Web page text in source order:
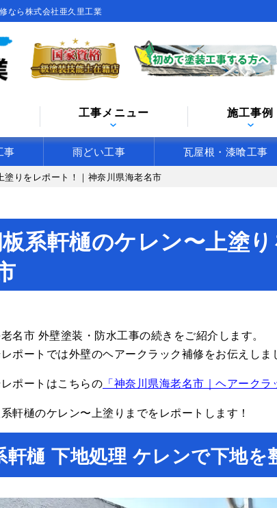
なら株式会社亜久里工業
工事メニュー 施工事例
事 雨どい工事 瓦屋根・漆喰工事
塗りをレポート！｜神奈川県海老名市
系軒樋のケレン〜上塗
名市 外壁塗装・防水工事の続きをご紹介します。
ポートでは外壁のヘアークラック補修をお伝えしま
ポートはこちらの 「神奈川県海老名市｜ヘアーク
軒樋のケレン〜上塗りまでをレポートします！
軒樋 下地処理 ケレンで下地を